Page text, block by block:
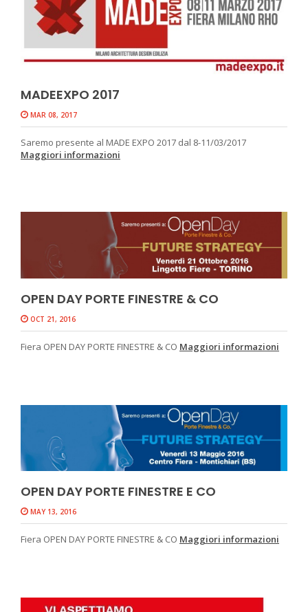
MADEEXPO 2017
MAR 08, 2017
Saremo presente al MADE EXPO 2017 dal 8-11/03/2017
Maggiori informazioni
OPEN DAY PORTE FINESTRE & CO
OCT 21, 2016
Fiera OPEN DAY PORTE FINESTRE & CO Maggiori informazioni
OPEN DAY PORTE FINESTRE E CO
MAY 13, 2016
Fiera OPEN DAY PORTE FINESTRE & CO Maggiori informazioni